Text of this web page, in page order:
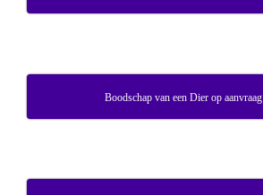
Boodschap van een Dier op aanvraag